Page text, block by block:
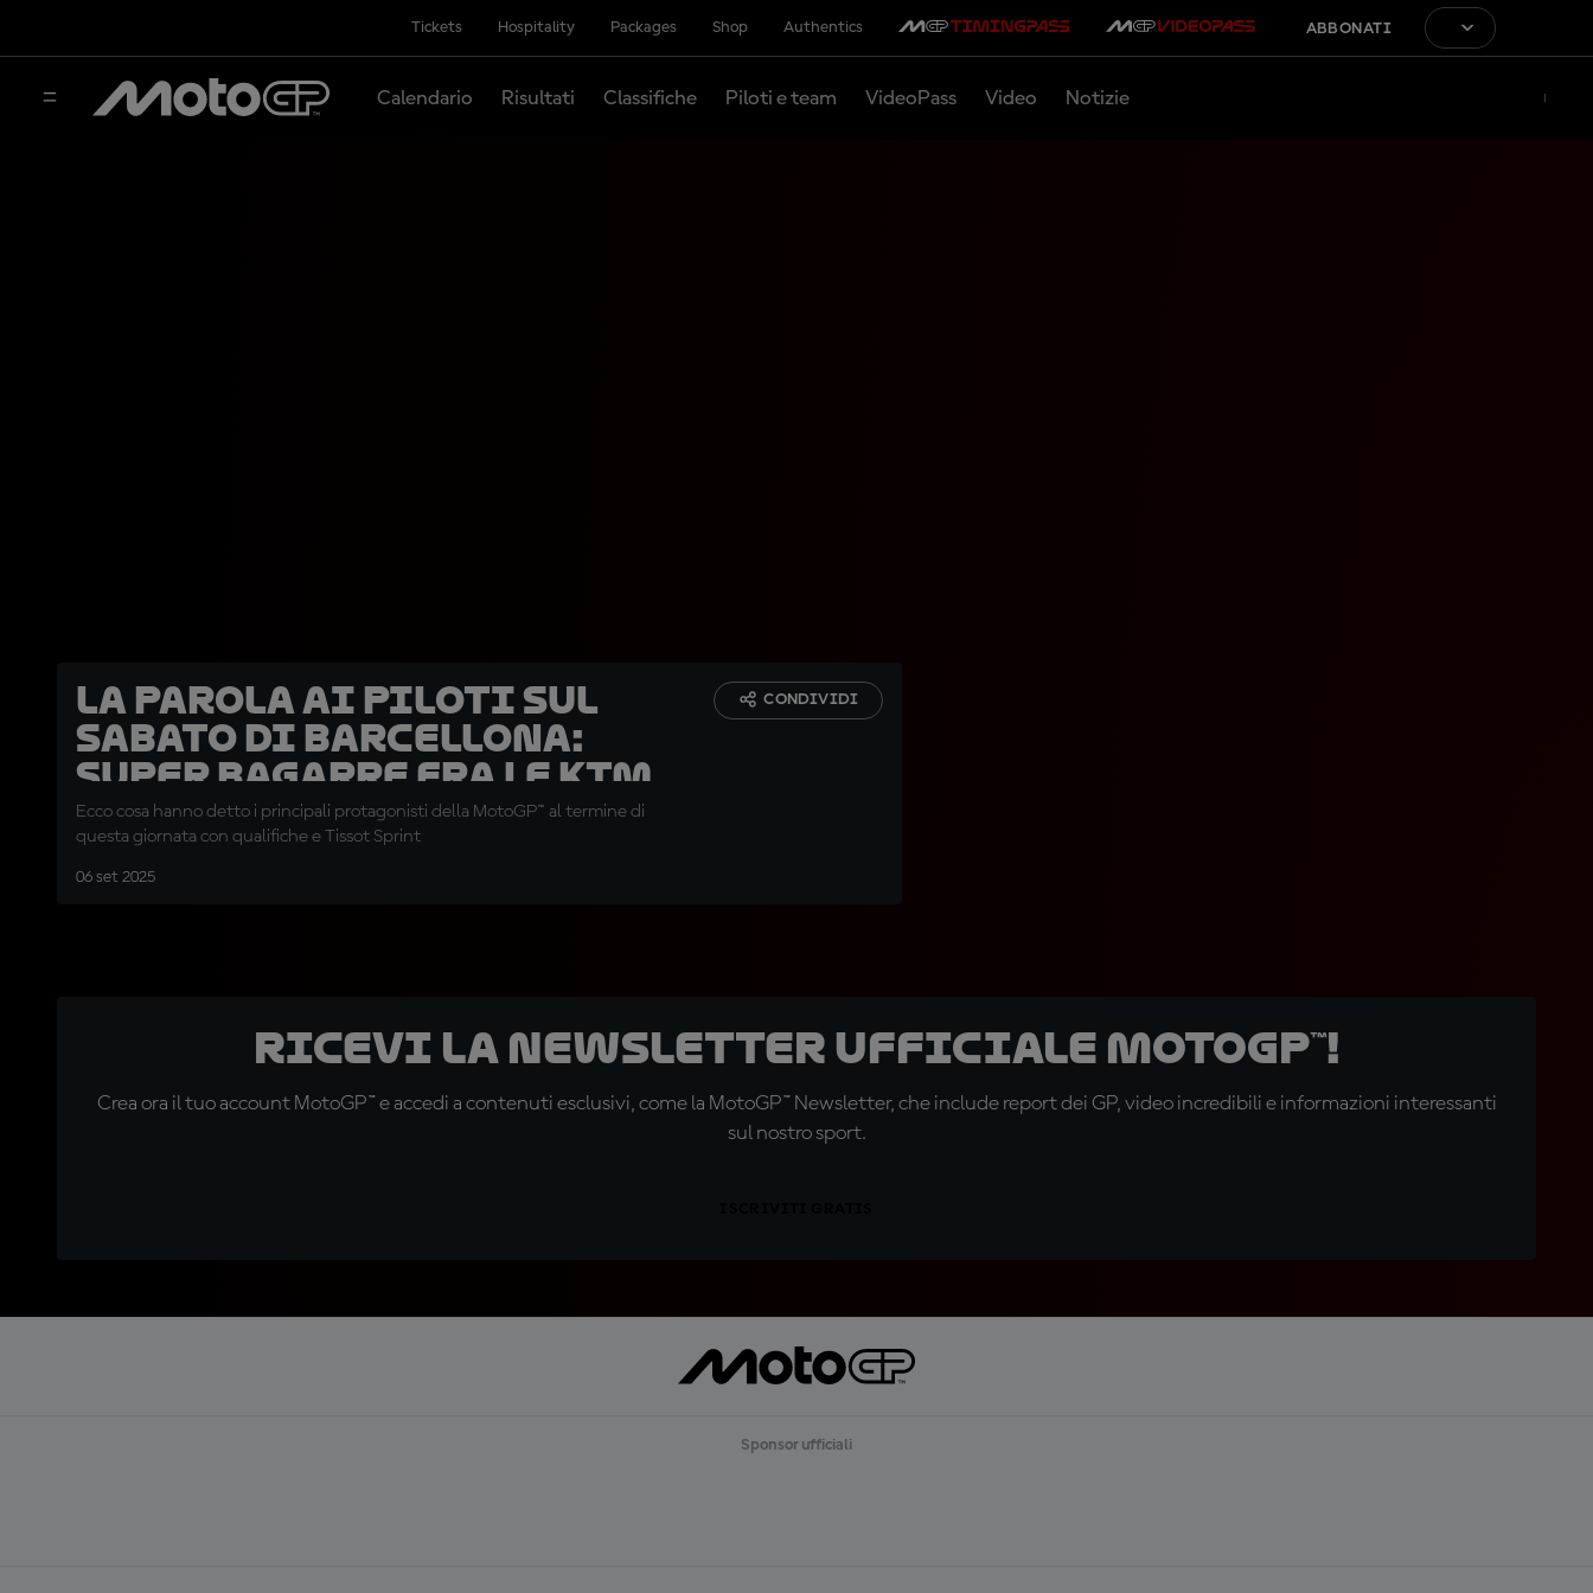
Tickets Hospitality Packages Shop Authentics ABBONATI
Calendario Risultati Classifiche Piloti e team VideoPass Video Notizie
La parola ai piloti sul
sabato di Barcellona:
super bagarre fra le KTM
Ecco cosa hanno detto i principali protagonisti della MotoGP™ al termine di
questa giornata con qualifiche e Tissot Sprint
06 set 2025
CONDIVIDI
Ricevi la newsletter ufficiale MotoGP™!
Crea ora il tuo account MotoGP™ e accedi a contenuti esclusivi, come la MotoGP™ Newsletter, che include report dei GP, video incredibili e informazioni interessanti
sul nostro sport.
Sponsor ufficiali